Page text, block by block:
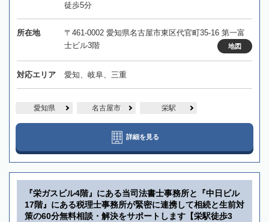
徒歩5分
所在地
〒461-0002 愛知県名古屋市東区代官町35-16 第一富
士ビル3階
地図
対応エリア 愛知、岐阜、三重
愛知県 名古屋市 栄駅
詳細を見る
『栄ガスビル4階』にある当司法書士事務所と『中日ビル
17階』にある税理士事務所が緊密に連携して相続と生前対
策の60分無料相談・解決をサポートします【栄駅徒歩3